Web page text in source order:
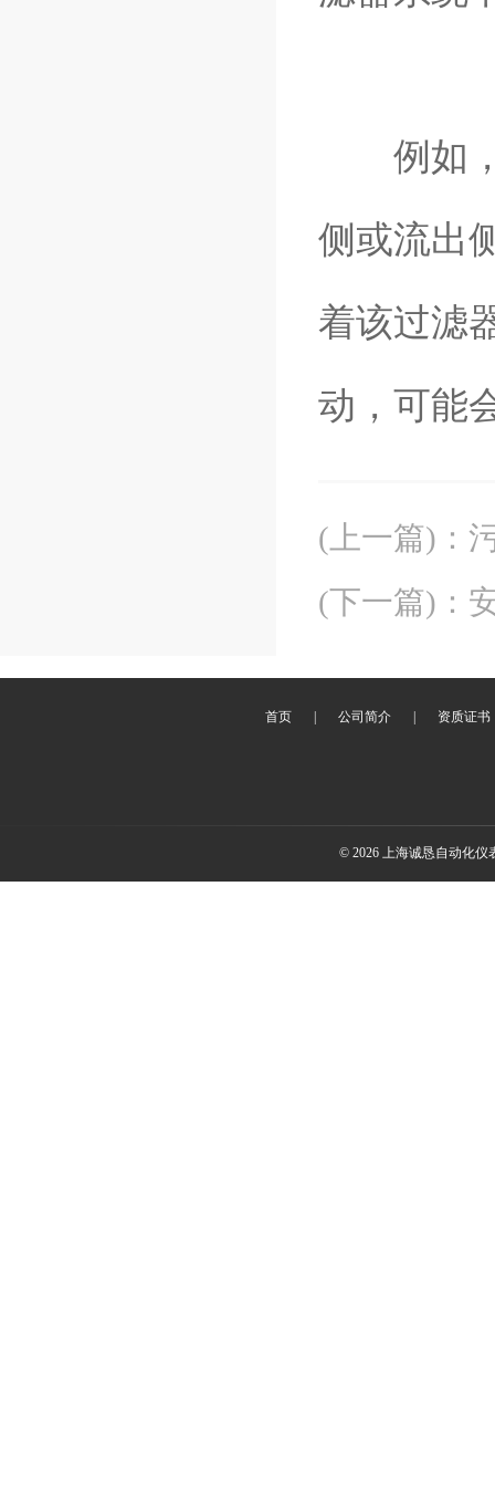
例如，
侧或流出
着该过滤
动，可能
(上一篇) ：
(下一篇) ：
首页 公司简介 资质证书
© 2026 上海诚恳自动化仪